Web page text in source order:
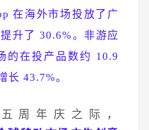
在海外市场投放了广
升了 30.6%。非游应
的在投产品数约 10.9
长 43.7%。
周年庆之际，